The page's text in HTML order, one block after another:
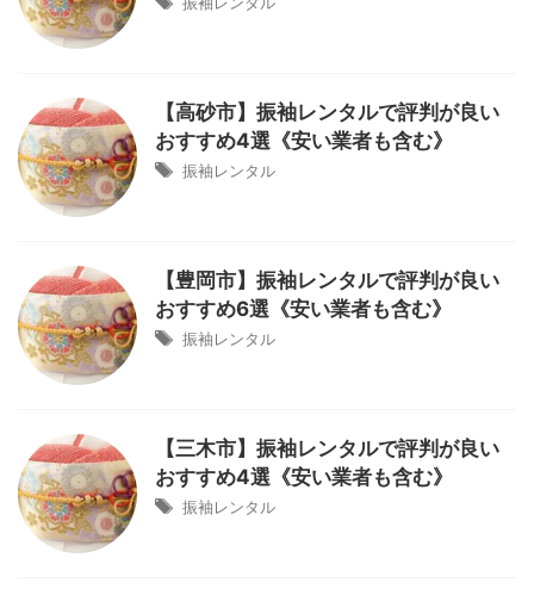
【高砂市】振袖レンタルで評判が良い
おすすめ4選《安い業者も含む》
振袖レンタル
【豊岡市】振袖レンタルで評判が良い
おすすめ6選《安い業者も含む》
振袖レンタル
【三木市】振袖レンタルで評判が良い
おすすめ4選《安い業者も含む》
振袖レンタル